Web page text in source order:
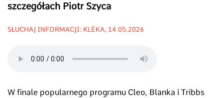
szczegółach Piotr Szyca
SŁUCHAJ INFORMACJI: KLËKA, 14.05.2026
W finale popularnego programu Cleo, Blanka i Tribbs